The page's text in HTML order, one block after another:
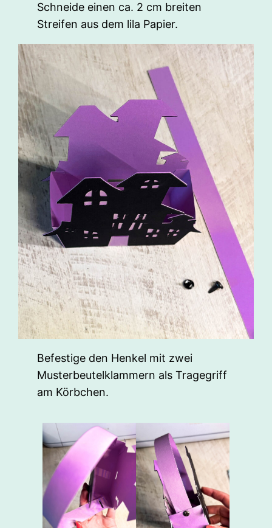
Schneide einen ca. 2 cm breiten
Streifen aus dem lila Papier.
Befestige den Henkel mit zwei
Musterbeutelklammern als Tragegriff
am Körbchen.